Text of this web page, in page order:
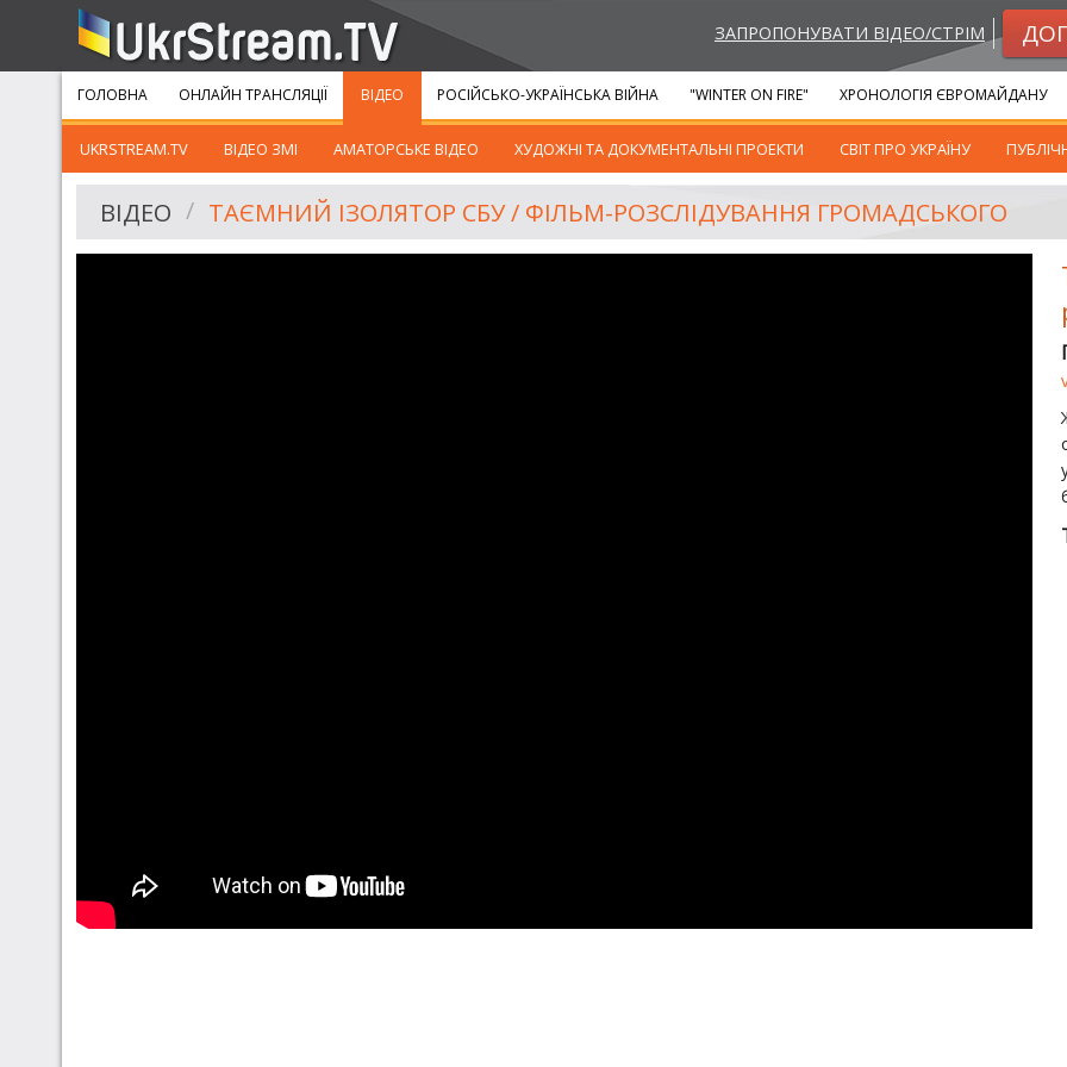
ЗАПРОПОНУВАТИ ВІДЕО/СТРІМ
ГОЛОВНА ОНЛАЙН ТРАНСЛЯЦІЇ ВІДЕО
UKRSTREAM.TV ВІДЕО ЗМІ АМАТОРСЬКЕ ВІДЕО ХУДОЖНІ ТА ДОКУМЕНТАЛЬНІ ПРОЕКТИ СВІТ ПРО УКРАЇНУ
РОСІЙСЬКО-УКРАЇНСЬКА ВІЙНА "WINTER ON FIRE" ХРОНОЛОГІЯ ЄВРОМАЙДАНУ
ВІДЕО ТАЄМНИЙ ІЗОЛЯТОР СБУ / ФІЛЬМ-РОЗСЛІДУВАННЯ ГРОМАДСЬКОГО